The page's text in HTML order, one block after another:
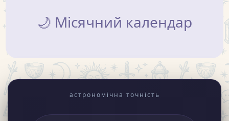
🌙 Місячний календар
астрономічна точність